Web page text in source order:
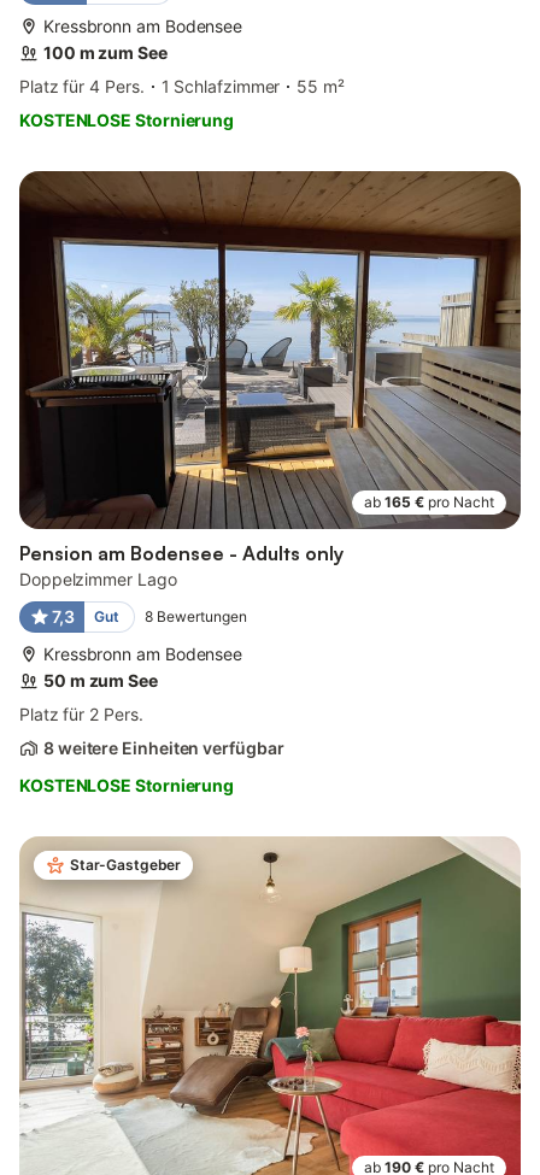
Kressbronn am Bodensee
100 m zum See
Platz für 4 Pers.
1 Schlafzimmer
55 m²
KOSTENLOSE Stornierung
ab 165 € pro Nacht
Pension am Bodensee - Adults only
Doppelzimmer Lago
7,3
Gut 8 Bewertungen
Kressbronn am Bodensee
50 m zum See
Platz für 2 Pers.
8 weitere Einheiten verfügbar
KOSTENLOSE Stornierung
Star-Gastgeber
ab 190 € pro Nacht